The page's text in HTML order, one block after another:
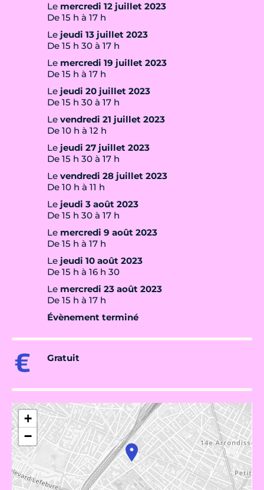
Le mercredi 12 juillet 2023
De 15 h à 17 h
Le jeudi 13 juillet 2023
De 15 h 30 à 17 h
Le mercredi 19 juillet 2023
De 15 h à 17 h
Le jeudi 20 juillet 2023
De 15 h 30 à 17 h
Le vendredi 21 juillet 2023
De 10 h à 12 h
Le jeudi 27 juillet 2023
De 15 h 30 à 17 h
Le vendredi 28 juillet 2023
De 10 h à 11 h
Le jeudi 3 août 2023
De 15 h 30 à 17 h
Le mercredi 9 août 2023
De 15 h à 17 h
Le jeudi 10 août 2023
De 15 h à 16 h 30
Le mercredi 23 août 2023
De 15 h à 17 h
Évènement terminé
Gratuit
+
−